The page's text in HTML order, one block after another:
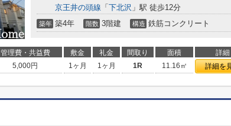
京王井の頭線 「 下北沢 」駅 徒歩12分
築年 築4年 階数 3階建 構造 鉄筋コンクリート
管理費・共益費 敷金 礼金 間取り 面積 詳細
5,000円 1ヶ月 1ヶ月 1R 11.16㎡ 詳細を